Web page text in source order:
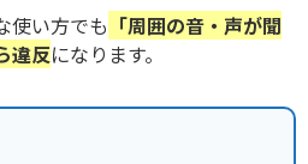
使い方でも 「周囲の音・声が聞
違反になります。